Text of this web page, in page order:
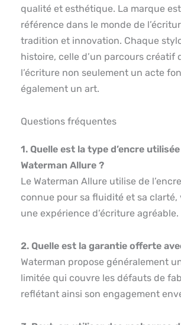
qualité et esthétique. La marque
référence dans le monde de
tradition et innovation. Chaque
histoire, celle d’un parcours créatif
l’écriture non seulement un acte
également un art.
Questions fréquentes
1. Quelle est la type d’encre
Waterman Allure ?
Le Waterman Allure utilise de
connue pour sa fluidité et sa clarté,
une expérience d’écriture agréable.
2. Quelle est la garantie offerte
Waterman propose généralement
limitée qui couvre les défauts de
reflétant ainsi son engagement